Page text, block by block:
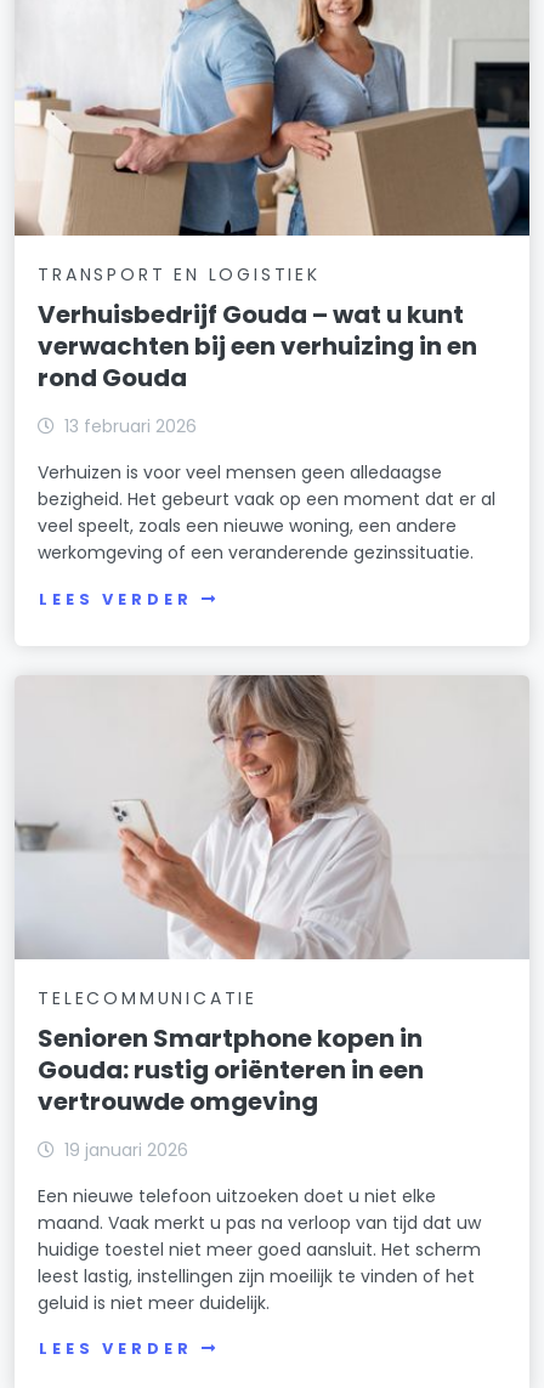
TRANSPORT EN LOGISTIEK
Verhuisbedrijf Gouda – wat u kunt
verwachten bij een verhuizing in en
rond Gouda
13 februari 2026
Verhuizen is voor veel mensen geen alledaagse
bezigheid. Het gebeurt vaak op een moment dat er al
veel speelt, zoals een nieuwe woning, een andere
werkomgeving of een veranderende gezinssituatie.
LEES VERDER
TELECOMMUNICATIE
Senioren Smartphone kopen in
Gouda: rustig oriënteren in een
vertrouwde omgeving
19 januari 2026
Een nieuwe telefoon uitzoeken doet u niet elke
maand. Vaak merkt u pas na verloop van tijd dat uw
huidige toestel niet meer goed aansluit. Het scherm
leest lastig, instellingen zijn moeilijk te vinden of het
geluid is niet meer duidelijk.
LEES VERDER